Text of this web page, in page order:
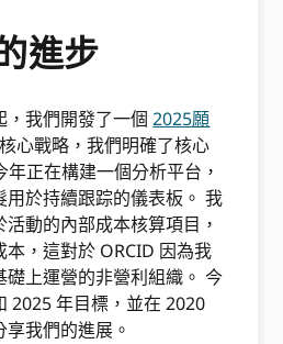
進步
，我們開發了一個2025願
心戰略，我們明確了核心
正在構建一個分析平台，
用於持續跟踪的儀表板。 我
動的內部成本核算項目，
，這對於 ORCID 因為我
礎上運營的非營利組織。 今
2025 年目標，並在 2020
我們的進展。